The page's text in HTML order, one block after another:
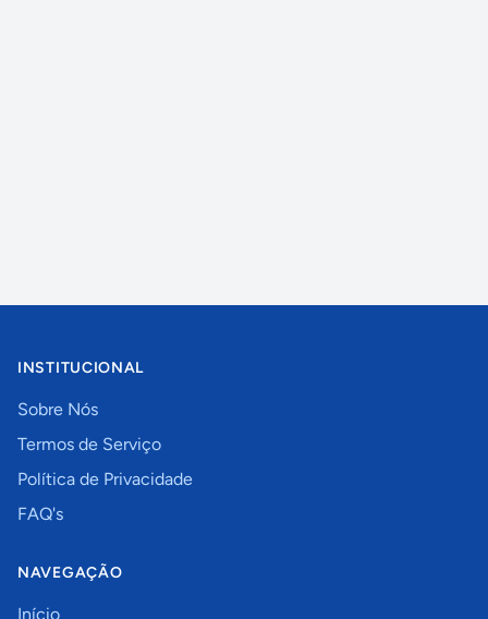
INSTITUCIONAL
Sobre Nós
Termos de Serviço
Política de Privacidade
FAQ's
NAVEGAÇÃO
Início